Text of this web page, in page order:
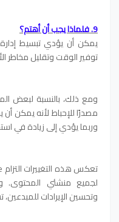
9. فلماذا يجب أن أهتم؟
يمكن أن يؤدي تبسيط إدارة
توفير الوقت وتقليل مخاطر
ومع ذلك، بالنسبة لبعض
مصدرًا للإحباط لأنه يمكن
وربما يؤدي إلى زيادة في
لجميع منشئي المحتوى.
وتحسين الإيرادات